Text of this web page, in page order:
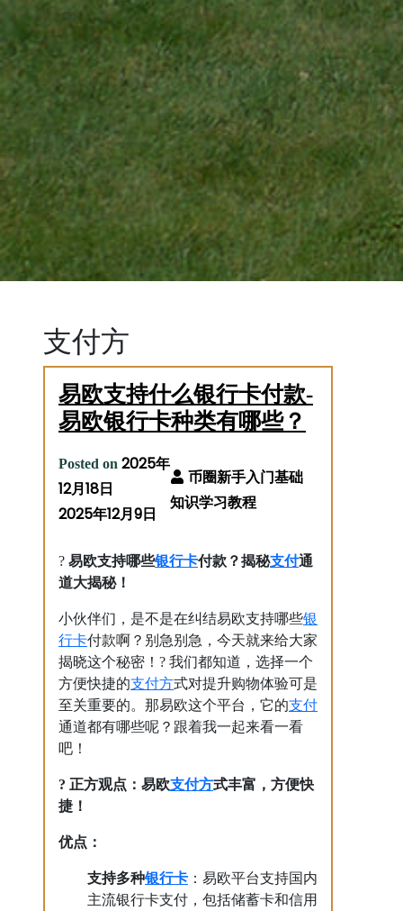
支付方
易欧支持什么银行卡付款-
易欧银行卡种类有哪些？
Posted on 2025年
12月18日
2025年12月9日
? 易欧支持哪些银行卡付款？揭秘支付通
道大揭秘！
小伙伴们，是不是在纠结易欧支持哪些银
行卡付款啊？别急别急，今天就来给大家
揭晓这个秘密！? 我们都知道，选择一个
方便快捷的支付方式对提升购物体验可是
至关重要的。那易欧这个平台，它的支付
通道都有哪些呢？跟着我一起来看一看
吧！
? 正方观点：易欧支付方式丰富，方便快
捷！
优点：
支持多种银行卡 ：易欧平台支持国内
主流银行卡支付，包括储蓄卡和信用